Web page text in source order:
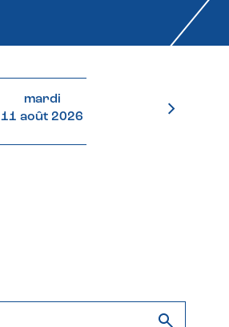
mardi
11 août 2026
12 août